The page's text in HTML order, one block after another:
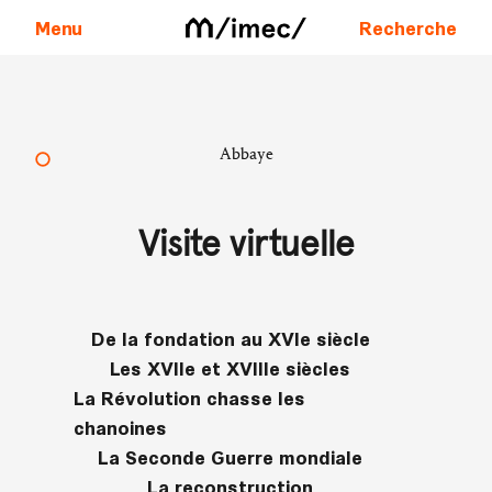
Menu Recherche
Abbaye
Visite virtuelle
De la fondation au XVIe siècle
Les XVIIe et XVIIIe siècles
La Révolution chasse les
chanoines
La Seconde Guerre mondiale
La reconstruction